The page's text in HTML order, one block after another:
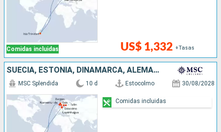
Comidas incluidas US$ 1,332 +Tasas
SUECIA, ESTONIA, DINAMARCA, ALEMANIA, ISLAS MALVINAS, NORUEGA
MSC Splendida 10 d Estocolmo 30/08/2028
Comidas incluidas